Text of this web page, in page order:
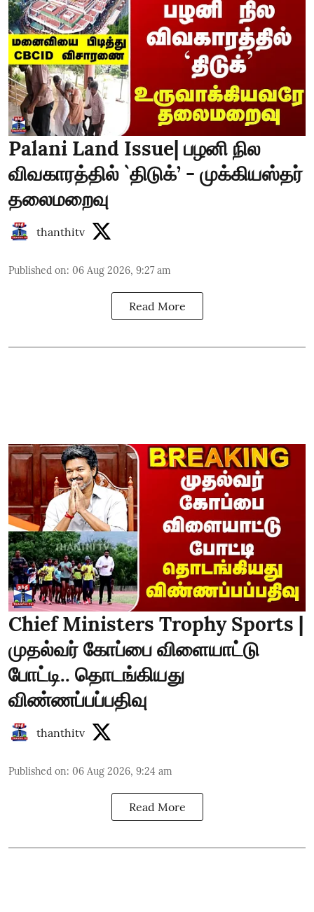
Palani Land Issue| பழனி நில
விவகாரத்தில் `திடுக்’ - முக்கியஸ்தர்
தலைமறைவு
thanthitv
Published on: 06 Aug 2026, 9:27 am
Read More
Chief Ministers Trophy Sports |
முதல்வர் கோப்பை விளையாட்டு
போட்டி.. தொடங்கியது
விண்ணப்பப்பதிவு
thanthitv
Published on: 06 Aug 2026, 9:24 am
Read More